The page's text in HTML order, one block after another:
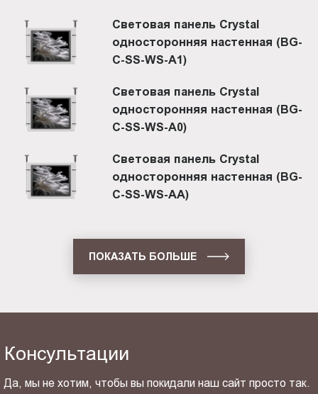
Световая панель Crystal
односторонняя настенная (BG-
C-SS-WS-A1)
Световая панель Crystal
односторонняя настенная (BG-
C-SS-WS-A0)
Световая панель Crystal
односторонняя настенная (BG-
C-SS-WS-AA)
ПОКАЗАТЬ БОЛЬШЕ
Консультации
Да, мы не хотим, чтобы вы покидали наш сайт просто так.